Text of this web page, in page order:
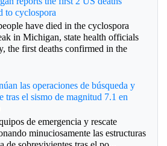
to cyclospora
have died in the cyclospora
in Michigan, state health officials
the first deaths confirmed in the
las operaciones de búsqueda y
tras el sismo de magnitud 7.1 en
de emergencia y rescate
minuciosamente las estructuras